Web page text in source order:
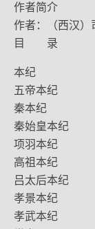
作者简介
作者：（西汉）
目 录
本纪
五帝本纪
秦本纪
秦始皇本纪
项羽本纪
高祖本纪
吕太后本纪
孝景本纪
孝武本纪